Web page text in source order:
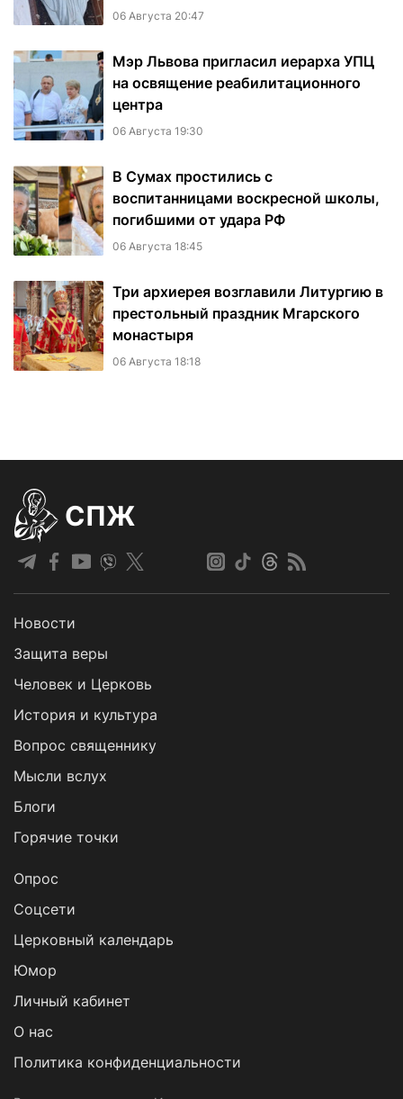
06 Августа 20:47
Мэр Львова пригласил иерарха УПЦ
на освящение реабилитационного
центра
06 Августа 19:30
В Сумах простились с
воспитанницами воскресной школы,
погибшими от удара РФ
06 Августа 18:45
Три архиерея возглавили Литургию в
престольный праздник Мгарского
монастыря
06 Августа 18:18
СПЖ
Новости
Защита веры
Человек и Церковь
История и культура
Вопрос священнику
Мысли вслух
Блоги
Горячие точки
Опрос
Cоцсети
Церковный календарь
Юмор
Личный кабинет
О нас
Политика конфиденциальности